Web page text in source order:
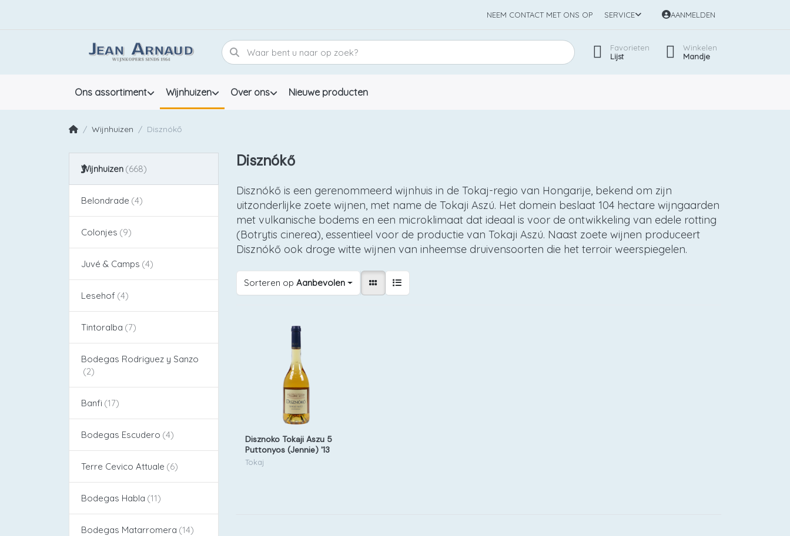
NEEM CONTACT MET ONS OP SERVICE AANMELDEN
Favorieten
Lijst
Winkelen
Mandje
Ons assortiment Wijnhuizen Over ons Nieuwe producten
Wijnhuizen Disznókő
Wijnhuizen
Belondrade
Colonjes
Juvé & Camps
Lesehof
Tintoralba
Bodegas Rodriguez y Sanzo
Banfi
Bodegas Escudero
Terre Cevico Attuale
Bodegas Habla
Bodegas Matarromera
Disznókő
Disznókő is een gerenommeerd wijnhuis in de Tokaj-regio van Hongarije, bekend om zijn
uitzonderlijke zoete wijnen, met name de Tokaji Aszú. Het domein beslaat 104 hectare wijngaarden
met vulkanische bodems en een microklimaat dat ideaal is voor de ontwikkeling van edele rotting
(Botrytis cinerea), essentieel voor de productie van Tokaji Aszú. Naast zoete wijnen produceert
Disznókő ook droge witte wijnen van inheemse druivensoorten die het terroir weerspiegelen.
Sorteren op Aanbevolen
Disznoko Tokaji Aszu 5
Puttonyos (Jennie) '13
Tokaj